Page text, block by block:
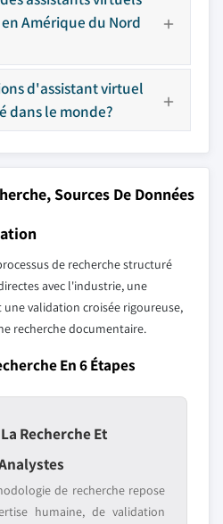
Amérique du Nord
d'assistant virtuel
dans le monde?
Sources De Données
de recherche structuré
avec l'industrie, une
validation croisée rigoureuse,
recherche documentaire.
En 6 Étapes
Recherche Et
de recherche repose
humaine, de validation